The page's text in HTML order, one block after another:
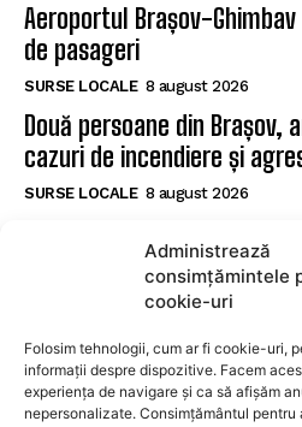
Administrează
consimțămintele
cookie-uri
Folosim tehnologii, cum ar fi cookie-uri,
informații despre dispozitive. Facem
experiența de navigare și ca să afișăm
nepersonalizate. Consimțământul
Aeroportul Brașov-
de pasageri
SURSE LOCALE 8 august 2026
Două persoane din
cazuri de incendiere și
SURSE LOCALE 8 august 2026
de 70 km/h la Brașov,
substanțe interzise
SUBSCRIBE